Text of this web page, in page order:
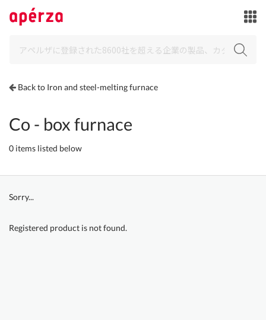
Back to Iron and steel-melting furnace
Co - box furnace
0 items listed below
Sorry...
Registered product is not found.